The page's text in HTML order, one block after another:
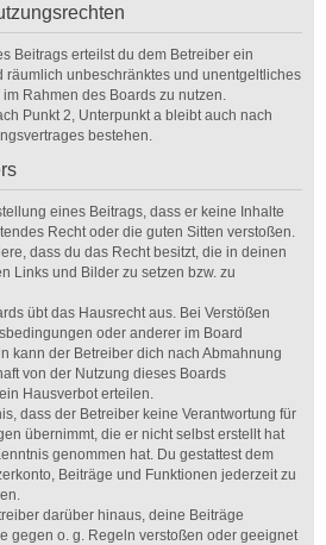
Beitrags erteilst du dem Betreiber ein
räumlich unbeschränktes und unentgeltliches
Rahmen des Boards zu nutzen.
Punkt 2, Unterpunkt a bleibt auch nach
bestehen.
eines Beitrags, dass er keine Inhalte
Recht oder die guten Sitten verstoßen.
dass du das Recht besitzt, die in deinen
Links und Bilder zu setzen bzw. zu
übt das Hausrecht aus. Bei Verstößen
oder anderer im Board
kann der Betreiber dich nach Abmahnung
von der Nutzung dieses Boards
Hausverbot erteilen.
dass der Betreiber keine Verantwortung für
übernimmt, die er nicht selbst erstellt hat
genommen hat. Du gestattest dem
Beiträge und Funktionen jederzeit zu
darüber hinaus, deine Beiträge
gegen o. g. Regeln verstoßen oder geeignet